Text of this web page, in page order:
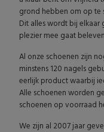
grond hebben om op te
Dit alles wordt bij elkaar
plezier mee gaat
Al onze schoenen zijn
minstens 120 nagels
eerlijk product waarbij
Alle schoenen worden
schoenen op voorraad
We zijn al 2007 jaar